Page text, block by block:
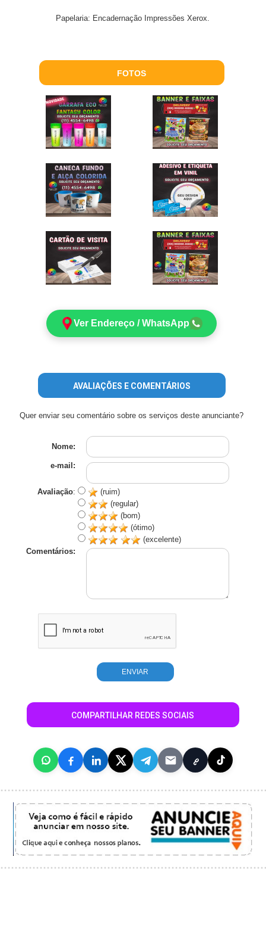
Papelaria: Encadernação Impressões Xerox.
FOTOS
Ver Endereço / WhatsApp
AVALIAÇÕES E COMENTÁRIOS
Quer enviar seu comentário sobre os serviços deste anunciante?
Nome:
e-mail:
Avaliação:
(ruim)
(regular)
(bom)
(ótimo)
(excelente)
Comentários:
COMPARTILHAR REDES SOCIAIS